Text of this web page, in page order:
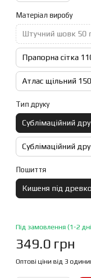
Матеріал виробу
Штучний шовк 50
Прапорна сітка
Атлас щільний
Тип друку
Сублімаційний
Сублімаційний
Пошиття
Кишеня під
Під замовлення (1-2
349.0 грн
Оптові ціни від 3